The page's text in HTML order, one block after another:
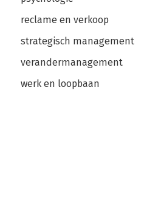
reclame en verkoop
strategisch management
verandermanagement
werk en loopbaan